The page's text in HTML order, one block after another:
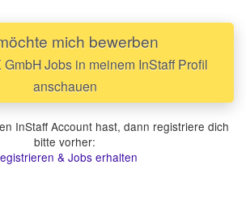
mich bewerben
Jobs in meinem InStaff Profil
anschauen
InStaff Account hast, dann registriere dich
bitte vorher:
& Jobs erhalten